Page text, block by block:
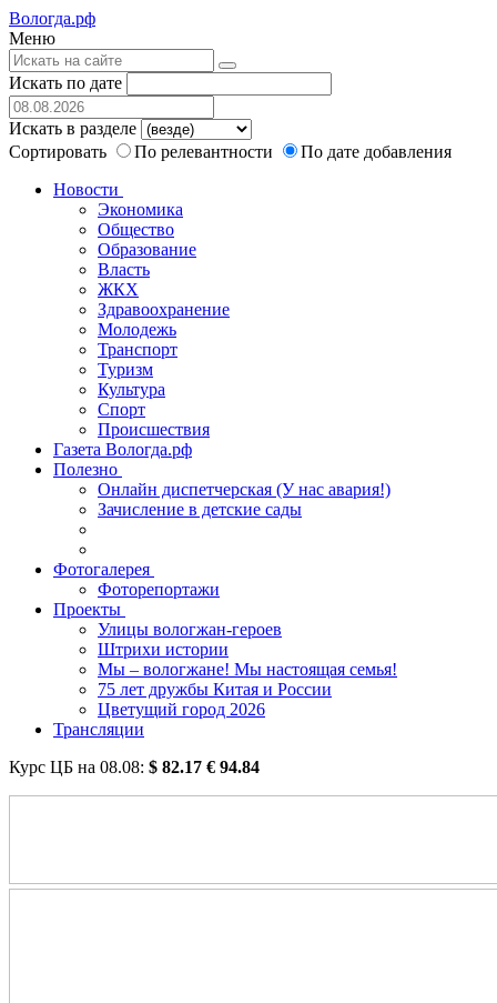
Вологда.рф
Меню
Искать по дате
Искать в разделе
Сортировать
По релевантности
По дате добавления
Новости
Экономика
Общество
Образование
Власть
ЖКХ
Здравоохранение
Молодежь
Транспорт
Туризм
Культура
Спорт
Происшествия
Газета Вологда.рф
Полезно
Онлайн диспетчерская (У нас авария!)
Зачисление в детские сады
Фотогалерея
Фоторепортажи
Проекты
Улицы вологжан-героев
Штрихи истории
Мы – вологжане! Мы настоящая семья!
75 лет дружбы Китая и России
Цветущий город 2026
Трансляции
Курс ЦБ на 08.08: $ 82.17 € 94.84